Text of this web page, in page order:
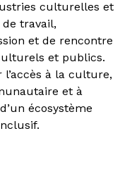
culturelles et
travail,
et de rencontre
et publics.
à la culture,
et à
écosystème